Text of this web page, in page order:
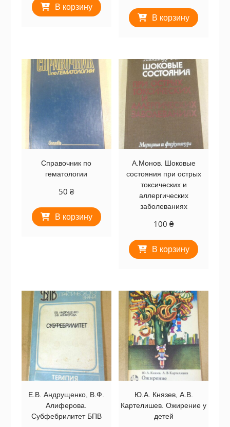
В корзину
В корзину
Справочник по
гематологии
50₴
В корзину
А.Монов. Шоковые
состояния при острых
токсических и
аллергических
заболеваниях
100₴
В корзину
Е.В. Андрущенко, В.Ф.
Алиферова.
Субфебрилитет БПВ
Ю.А. Князев, А.В.
Картелишев. Ожирение у
детей